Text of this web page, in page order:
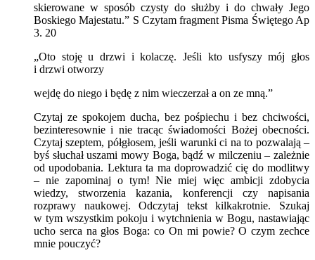
skierowane w sposób czysty do służby i do chwały Jego
Boskiego Majestatu.” S Czytam fragment Pisma Świętego Ap
3. 20
„Oto stoję u drzwi i kolaczę. Jeśli kto usfyszy mój głos
i drzwi otworzy
wejdę do niego i będę z nim wieczerzał a on ze mną.”
Czytaj ze spokojem ducha, bez pośpiechu i bez chciwości,
bezinteresownie i nie tracąc świadomości Bożej obecności.
Czytaj szeptem, półgłosem, jeśli warunki ci na to pozwalają –
byś słuchał uszami mowy Boga, bądź w milczeniu – zależnie
od upodobania. Lektura ta ma doprowadzić cię do modlitwy
– nie zapominaj o tym! Nie miej więc ambicji zdobycia
wiedzy, stworzenia kazania, konferencji czy napisania
rozprawy naukowej. Odczytaj tekst kilkakrotnie. Szukaj
w tym wszystkim pokoju i wytchnienia w Bogu, nastawiając
ucho serca na głos Boga: co On mi powie? O czym zechce
mnie pouczyć?